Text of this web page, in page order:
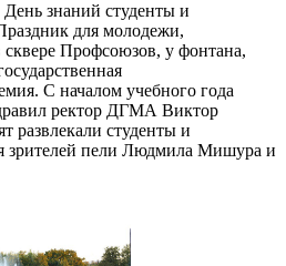
знаний студенты и
для молодежи,
Профсоюзов, у фонтана,
С началом учебного года
ректор ДГМА Виктор
развлекали студенты и
зрителей пели Людмила Мишура и